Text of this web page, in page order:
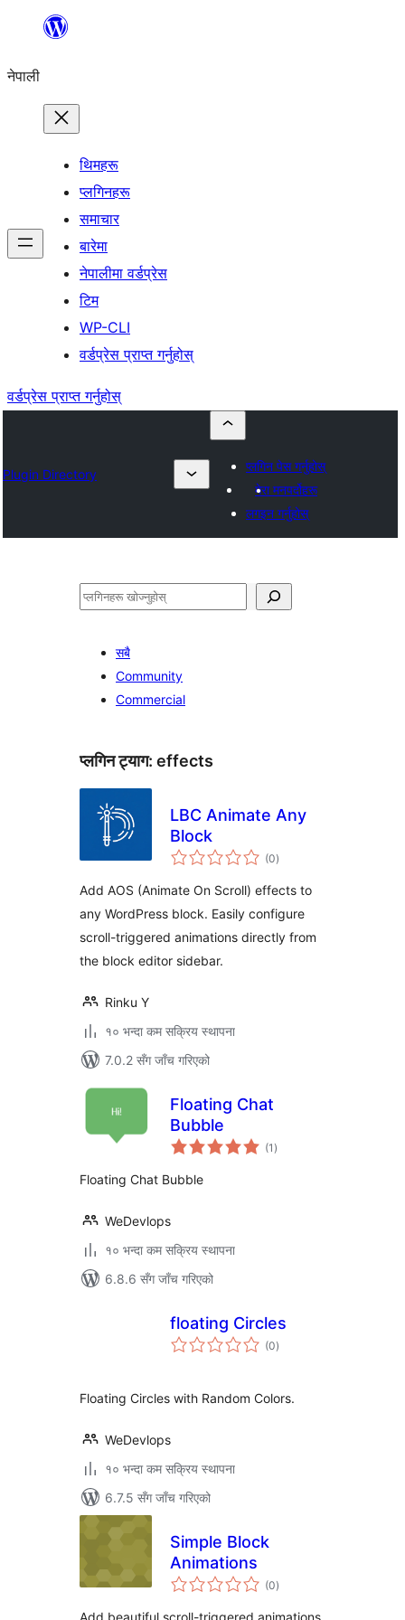
सामग्रीमा
नेपाली
थिमहरू
प्लगिनहरू
समाचार
बारेमा
नेपालीमा वर्डप्रेस
टिम
WP-CLI
वर्डप्रेस प्राप्त गर्नुहोस्
वर्डप्रेस प्राप्त गर्नुहोस्
Plugin Directory
प्लगिन पेस गर्नुहोस्
मेरा मनपर्दोहरू
लगइन गर्नुहोस्
खोज्नुहोस्
सबै
Community
Commercial
प्लगिन ट्याग: effects
LBC Animate Any
Block
(0कुल
रेटिङ्गहरू
)
Add AOS (Animate On Scroll) effects to
any WordPress block. Easily configure
scroll-triggered animations directly from
the block editor sidebar.
Rinku Y
१० भन्दा कम सक्रिय स्थापना
7.0.2 सँग जाँच गरिएको
Floating Chat
Bubble
(1 कुल
रेटिङ्गहरू
)
Floating Chat Bubble
WeDevlops
१० भन्दा कम सक्रिय स्थापना
6.8.6 सँग जाँच गरिएको
floating Circles
(0कुल
रेटिङ्गहरू
)
Floating Circles with Random Colors.
WeDevlops
१० भन्दा कम सक्रिय स्थापना
6.7.5 सँग जाँच गरिएको
Simple Block
Animations
(0कुल
रेटिङ्गहरू
)
Add beautiful scroll-triggered animations